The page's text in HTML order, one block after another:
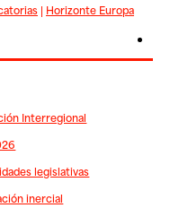
| Horizonte Europa
Interregional
legislativas
inercial